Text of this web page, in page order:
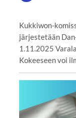
Kukkiwon-
järjestetään
1.11.2025
Kokeeseen voi